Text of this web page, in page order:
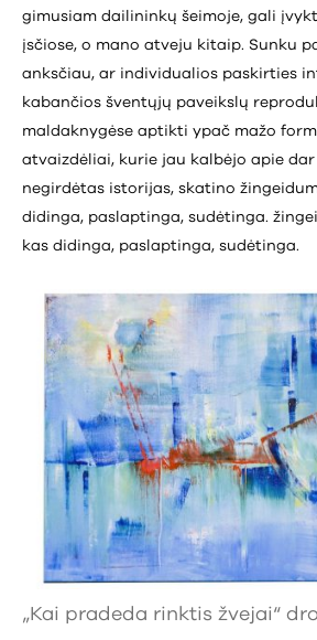
gimusiam dailininkų šeimoje, gali
įsčiose, o mano atveju kitaip. Sunku
anksčiau, ar individualios paskirties
kabančios šventųjų paveikslų
maldaknygėse aptikti ypač mažo
atvaizdėliai, kurie jau kalbėjo apie
negirdėtas istorijas, skatino
didinga, paslaptinga, sudėtinga.
kas didinga, paslaptinga, sudėtinga.
„Kai pradeda rinktis žvejai“